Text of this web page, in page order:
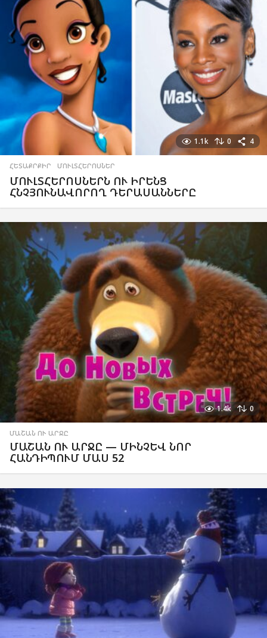
1.1k 0 4
ՀԵՏԱՔՐՔԻՐ ,ՄՈՒԼՏՀԵՐՈՍՆԵՐ
ՄՈՒԼՏՀԵՐՈՍՆԵՐՆ ՈՒ ԻՐԵՆՑ
ՀՆՉՅՈՒՆԱՎՈՐՈՂ ԴԵՐԱՍԱՆՆԵՐԸ
1.4k 0
ՄԱՇԱՆ ՈՒ ԱՐՋԸ
ՄԱՇԱՆ ՈՒ ԱՐՋԸ — ՄԻՆՉԵՎ ՆՈՐ
ՀԱՆԴԻՊՈՒՄ ՄԱՍ 52